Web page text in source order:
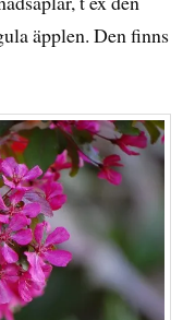
äpplen. Den finns